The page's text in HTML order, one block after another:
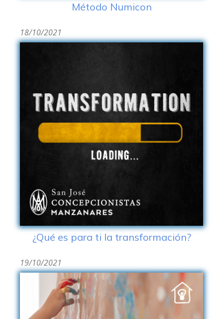
Método Numicon
18/10/2021
¿Qué es para ti la transformación?
19/10/2021